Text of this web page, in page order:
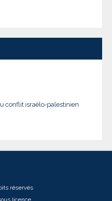
conflit israélo-palestinien
réservés
licence